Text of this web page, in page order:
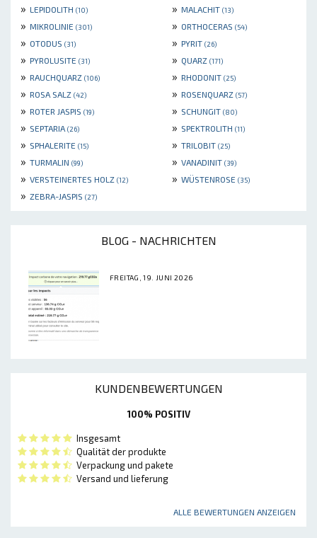
» LEPIDOLITH (10) » MALACHIT (13)
» MIKROLINIE (301) » ORTHOCERAS (54)
» OTODUS (31) » PYRIT (26)
» PYROLUSITE (31) » QUARZ (171)
» RAUCHQUARZ (106) » RHODONIT (25)
» ROSA SALZ (42) » ROSENQUARZ (57)
» ROTER JASPIS (19) » SCHUNGIT (80)
» SEPTARIA (26) » SPEKTROLITH (11)
» SPHALERITE (15) » TRILOBIT (25)
» TURMALIN (99) » VANADINIT (39)
» VERSTEINERTES HOLZ (12) » WÜSTENROSE (35)
» ZEBRA-JASPIS (27)
BLOG - NACHRICHTEN
FREITAG, 19. JUNI 2026
KUNDENBEWERTUNGEN
100% POSITIV
Insgesamt
Qualität der produkte
Verpackung und pakete
Versand und lieferung
ALLE BEWERTUNGEN ANZEIGEN